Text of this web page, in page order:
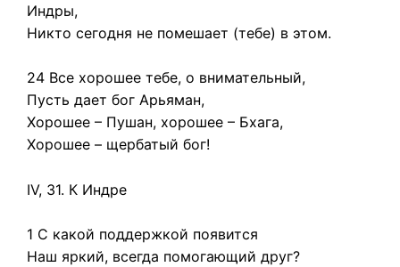
Индры,
Никто сегодня не помешает (тебе) в этом.
24 Все хорошее тебе, о внимательный,
Пусть дает бог Арьяман,
Хорошее – Пушан, хорошее – Бхага,
Хорошее – щербатый бог!
IV, 31. К Индре
1 С какой поддержкой появится
Наш яркий, всегда помогающий друг?